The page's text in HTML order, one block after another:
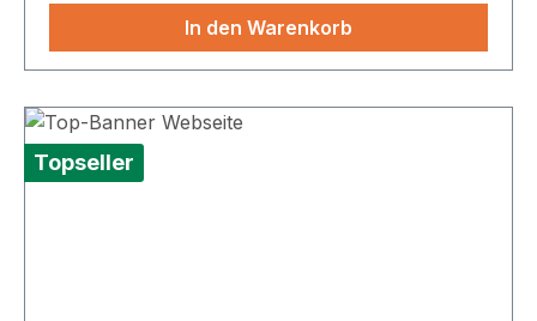
In den Warenkorb
Topseller